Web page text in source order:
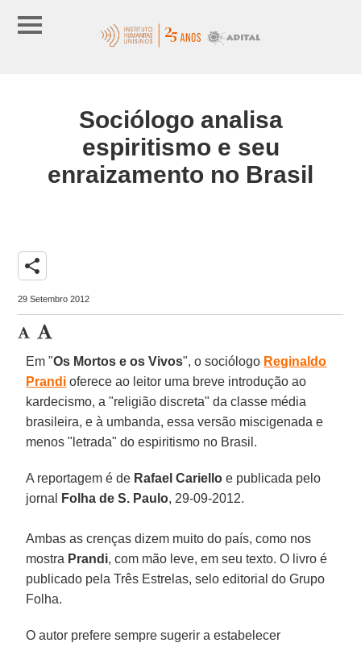
Sociólogo analisa
espiritismo e seu
enraizamento no Brasil
share
29 Setembro 2012
Em "Os Mortos e os Vivos", o sociólogo Reginaldo
Prandi oferece ao leitor uma breve introdução ao
kardecismo, a "religião discreta" da classe média
brasileira, e à umbanda, essa versão miscigenada e
menos "letrada" do espiritismo no Brasil.
A reportagem é de Rafael Cariello e publicada pelo
jornal
Folha de S. Paulo, 29-09-2012.
Ambas as crenças dizem muito do país, como nos
mostra Prandi, com mão leve, em seu texto. O livro é
publicado pela Três Estrelas, selo editorial do Grupo
Folha.
O autor prefere sempre sugerir a estabelecer